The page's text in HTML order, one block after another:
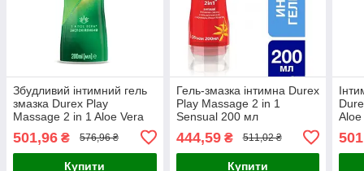
Збудливий інтимний гель
змазка Durex Play
Massage 2 in 1 Aloe Vera
200 мл (5038483962657)
501,96 ₴ 576,96 ₴
Купити
Гель-змазка інтимна Durex
Play Massage 2 in 1
Sensual 200 мл
444,59₴ 511,02 ₴
Купити